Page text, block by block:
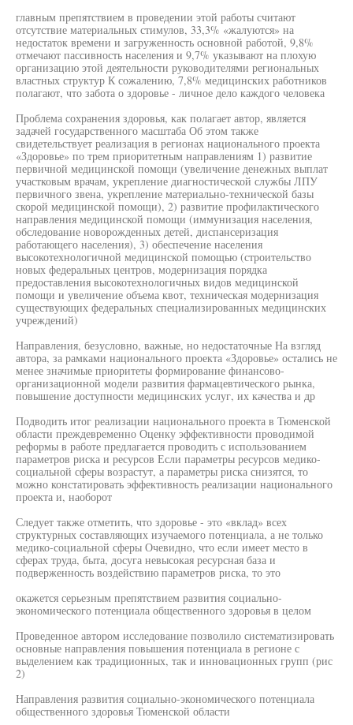
главным препятствием в проведении этой работы считают
отсутствие материальных стимулов, 33,3% «жалуются» на
недостаток времени и загруженность основной работой, 9,8%
отмечают пассивность населения и 9,7% указывают на плохую
организацию этой деятельности руководителями региональных
властных структур К сожалению, 7,8% медицинских работников
полагают, что забота о здоровье - личное дело каждого человека
Проблема сохранения здоровья, как полагает автор, является
задачей государственного масштаба Об этом также
свидетельствует реализация в регионах национального проекта
«Здоровье» по трем приоритетным направлениям 1) развитие
первичной медицинской помощи (увеличение денежных выплат
участковым врачам, укрепление диагностической службы ЛПУ
первичного звена, укрепление материально-технической базы
скорой медицинской помощи), 2) развитие профилактического
направления медицинской помощи (иммунизация населения,
обследование новорожденных детей, диспансеризация
работающего населения), 3) обеспечение населения
высокотехнологичной медицинской помощью (строительство
новых федеральных центров, модернизация порядка
предоставления высокотехнологичных видов медицинской
помощи и увеличение объема квот, техническая модернизация
существующих федеральных специализированных медицинских
учреждений)
Направления, безусловно, важные, но недостаточные На взгляд
автора, за рамками национального проекта «Здоровье» остались не
менее значимые приоритеты формирование финансово-
организационной модели развития фармацевтического рынка,
повышение доступности медицинских услуг, их качества и др
Подводить итог реализации национального проекта в Тюменской
области преждевременно Оценку эффективности проводимой
реформы в работе предлагается проводить с использованием
параметров риска и ресурсов Если параметры ресурсов медико-
социальной сферы возрастут, а параметры риска снизятся, то
можно констатировать эффективность реализации национального
проекта и, наоборот
Следует также отметить, что здоровье - это «вклад» всех
структурных составляющих изучаемого потенциала, а не только
медико-социальной сферы Очевидно, что если имеет место в
сферах труда, быта, досуга невысокая ресурсная база и
подверженность воздействию параметров риска, то это
окажется серьезным препятствием развития социально-
экономического потенциала общественного здоровья в целом
Проведенное автором исследование позволило систематизировать
основные направления повышения потенциала в регионе с
выделением как традиционных, так и инновационных групп (рис
2)
Направления развития социально-экономического потенциала
общественного здоровья Тюменской области